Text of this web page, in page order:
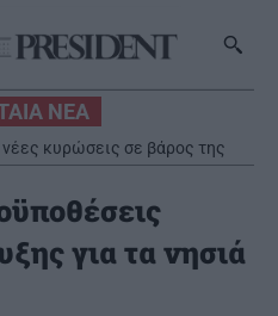
ΝΕΑ
κυρώσεις σε βάρος της
για τα νησιά